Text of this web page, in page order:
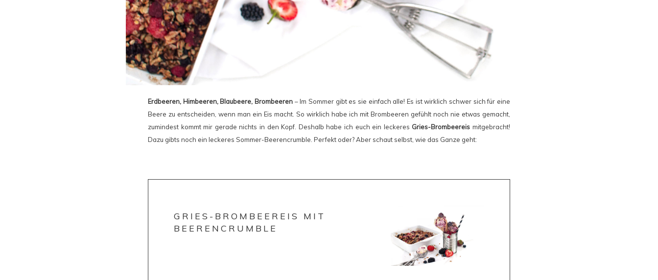
Erdbeeren, Himbeeren, Blaubeere, Brombeeren – Im Sommer gibt es sie einfach alle! Es ist wirklich schwer sich für eine
Beere zu entscheiden, wenn man ein Eis macht. So wirklich habe ich mit Brombeeren gefühlt noch nie etwas gemacht,
zumindest kommt mir gerade nichts in den Kopf. Deshalb habe ich euch ein leckeres Gries-Brombeereis mitgebracht!
Dazu gibts noch ein leckeres Sommer-Beerencrumble. Perfekt oder? Aber schaut selbst, wie das Ganze geht:
GRIES-BROMBEEREIS MIT
BEERENCRUMBLE